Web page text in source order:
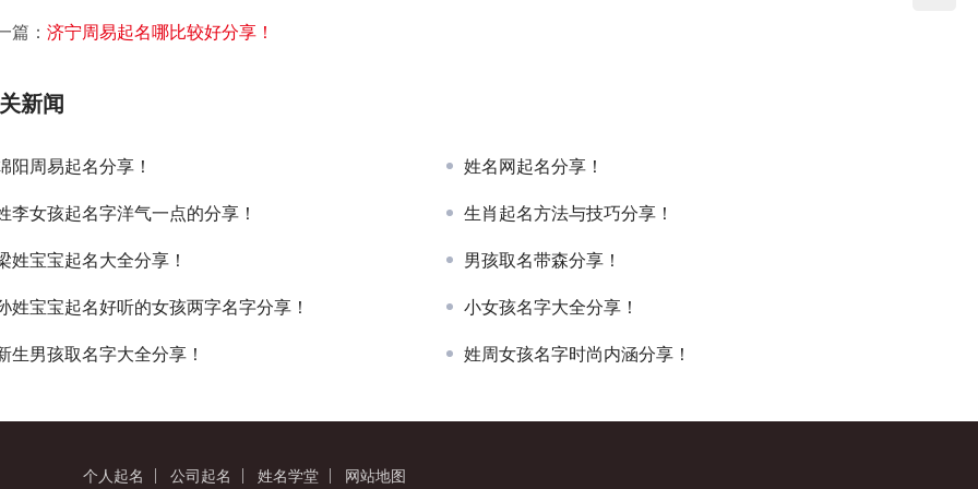
篇： 济宁周易起名哪比较好分享！
新闻
阳周易起名分享！ 姓名网起名分享！
李女孩起名字洋气一点的分享！ 生肖起名方法与技巧分享！
姓宝宝起名大全分享！ 男孩取名带森分享！
姓宝宝起名好听的女孩两字名字分享！ 小女孩名字大全分享！
生男孩取名字大全分享！ 姓周女孩名字时尚内涵分享！
个人起名 公司起名 姓名学堂 网站地图